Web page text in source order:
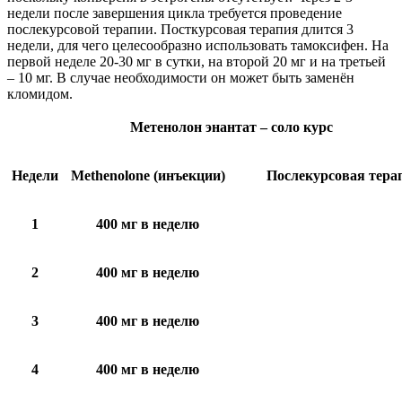
недели после завершения цикла требуется проведение
послекурсовой терапии. Посткурсовая терапия длится 3
недели, для чего целесообразно использовать тамоксифен. На
первой неделе 20-30 мг в сутки, на второй 20 мг и на третьей
– 10 мг. В случае необходимости он может быть заменён
кломидом.
Метенолон энантат – соло курс
Недели Methenolone (инъекции) Послекурсовая
1 400 мг в неделю
2 400 мг в неделю
3 400 мг в неделю
4 400 мг в неделю